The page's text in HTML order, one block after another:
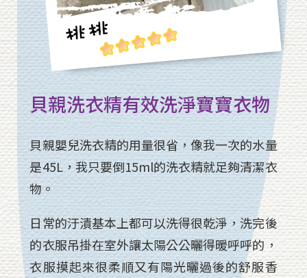
貝親洗衣精有效洗淨寶寶衣物
貝親嬰兒洗衣精的用量很省，像我一次的水量
是45L，我只要倒15ml的洗衣精就足夠清潔衣
物。
日常的汙漬基本上都可以洗得很乾淨，洗完後
的衣服吊掛在室外讓太陽公公曬得暖呼呼的，
衣服摸起來很柔順又有陽光曬過後的舒服香